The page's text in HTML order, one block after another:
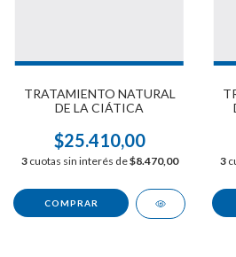
TRATAMIENTO NATURAL
DE LA CIÁTICA
$25.410,00
3 cuotas sin interés de$8.470,00 3